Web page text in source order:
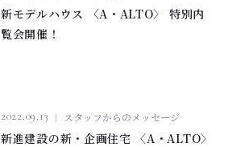
新モデルハウス 〈A・ALTO〉 特別内
覧会開催！
2022.09.13 スタッフからのメッセージ
新進建設の新・企画住宅 〈A・ALTO〉